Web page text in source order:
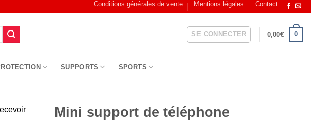
Conditions générales de vente Mentions légales Contact
SE CONNECTER 0,00€ 0
SUPPORTS SPORTS
Mini support de téléphone